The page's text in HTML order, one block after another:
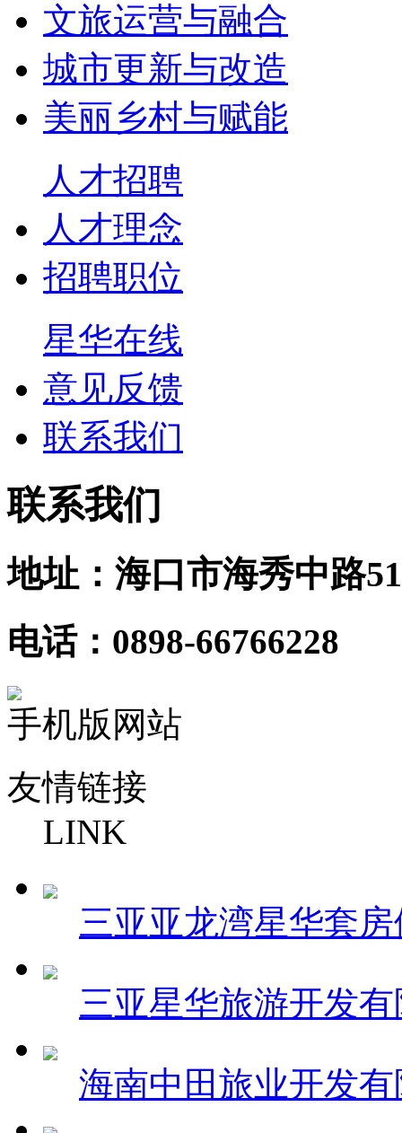
文旅运营与融合
城市更新与改造
美丽乡村与赋能
人才招聘
人才理念
招聘职位
星华在线
意见反馈
联系我们
联系我们
地址：海口市海秀中路
电话：0898-66766228
手机版网站
友情链接
LINK
三亚亚龙湾星华套
三亚星华旅游开发
海南中田旅业开发